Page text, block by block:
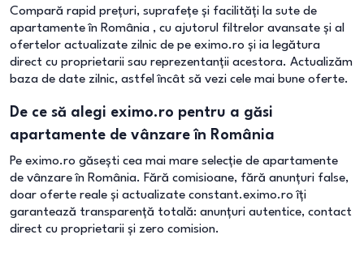
Compară rapid prețuri, suprafețe și facilități la sute de
apartamente în România , cu ajutorul filtrelor avansate și al
ofertelor actualizate zilnic de pe eximo.ro și ia legătura
direct cu proprietarii sau reprezentanții acestora. Actualizăm
baza de date zilnic, astfel încât să vezi cele mai bune oferte.
De ce să alegi eximo.ro pentru a găsi
apartamente de vânzare în România
Pe eximo.ro găsești cea mai mare selecție de apartamente
de vânzare în România. Fără comisioane, fără anunțuri false,
doar oferte reale și actualizate constant.eximo.ro îți
garantează transparență totală: anunțuri autentice, contact
direct cu proprietarii și zero comision.